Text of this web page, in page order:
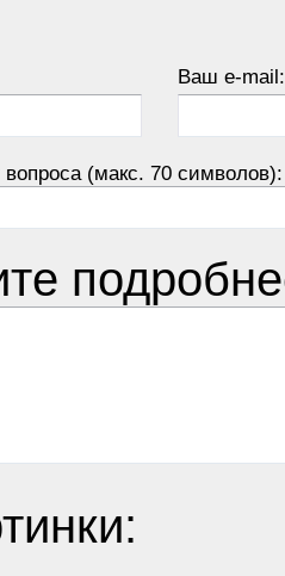
Ваш e-mail:
(макс. 70 символов):